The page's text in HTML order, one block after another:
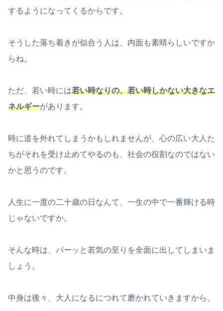
するようになってくるからです。
そうした落ち着きが似合う人は、内面も素晴らしいですか
らね。
ただ、若い時には若い時なりの、若い時しかない大きなエ
ネルギーがあります。
時に道を外れてしまうかもしれませんが、心の広い大人た
ちがそれを受け止めてやるのも、社会の役割なのではない
かと思うのです。
人生に一度の二十歳の日なんて、一生の中で一番輝ける時
じゃないですか。
そんな時は、パーッと若気の至りを全面に出してしまいま
しょう。
中身は後々、大人になるにつれて磨かれていきますから。